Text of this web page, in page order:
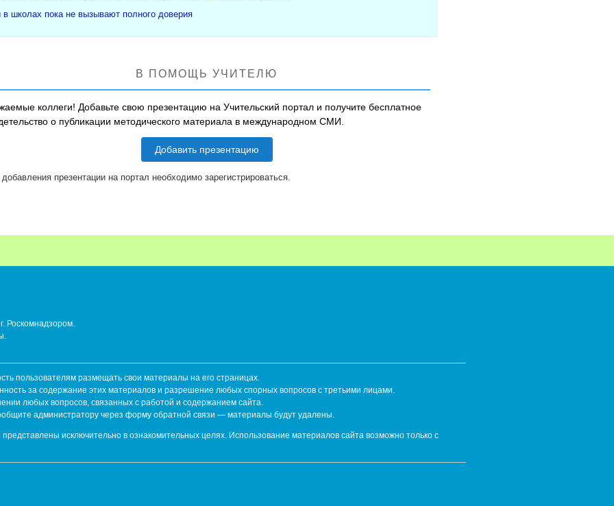
в школах пока не вызывают полного доверия
В ПОМОЩЬ УЧИТЕЛЮ
коллеги! Добавьте свою презентацию на Учительский портал и получите бесплатное
о публикации методического материала в международном СМИ.
Добавить презентацию
презентации на портал необходимо зарегистрироваться.
Роскомнадзором.
пользователям размещать свои материалы на его страницах.
за содержание этих материалов и разрешение любых спорных вопросов с третьими лицами.
любых вопросов, связанных с работой и содержанием сайта.
администратору через форму обратной связи — материалы будут удалены.
исключительно в ознакомительных целях. Использование материалов сайта возможно только с